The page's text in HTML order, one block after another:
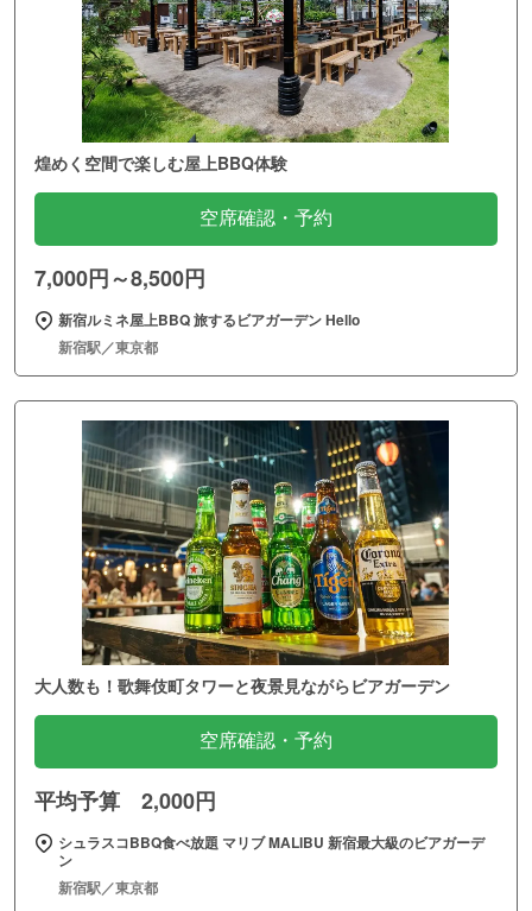
煌めく空間で楽しむ屋上BBQ体験
空席確認・予約
7,000円～8,500円
新宿ルミネ屋上BBQ 旅するビアガーデン Hello
新宿駅／東京都
大人数も！歌舞伎町タワーと夜景見ながらビアガーデン
空席確認・予約
平均予算 2,000円
シュラスコBBQ食べ放題 マリブ MALIBU 新宿最大級のビアガーデ
ン
新宿駅／東京都